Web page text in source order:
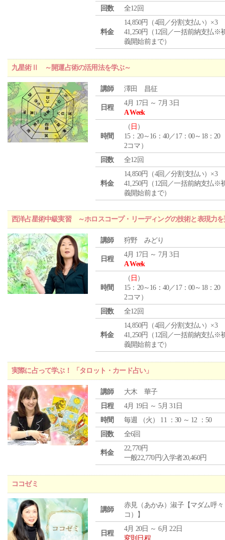
回数
全12回
料金
14,850円（4回／分割支払い）×3
41,250円（12回／一括前納支払※
義開始前まで）
九星術Ⅱ ～開運占術の活用法を学ぶ～
講師 澤田 昌征
日程
4月 17日 ～ 7月 3日
A Week
時間
（ 日 ）
15：20～16：40／17：00～18：20
2コマ）
回数
全12回
料金
14,850円（4回／分割支払い）×3
41,250円（12回／一括前納支払※
義開始前まで）
西洋占星術中級実習 ～ホロスコープ・リーディングの技術と表現力
講師 狩野 みどり
日程
4月 17日 ～ 7月 3日
A Week
時間
（ 日 ）
15：20～16：40／17：00～18：20
2コマ）
回数
全12回
料金
14,850円（4回／分割支払い）×3
41,250円（12回／一括前納支払※
義開始前まで）
実際に占って学ぶ！ 「タロット・カード占い」
講師
大木 華子
日程
4月 19日 ～ 5月 31日
時間
毎週 （火 ） 11 ：30 ～ 12 ：50
回数
全6回
料金
22,770円
一般22,770円/入学者20,460円
ココゼミ
講師
赤見（あかみ）淑子【マダム呼々
コ）】
日程
4月 20日 ～ 6月 22日
変則日程